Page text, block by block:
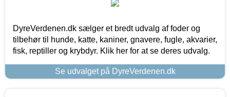
DyreVerdenen.dk sælger et bredt udvalg af foder og
tilbehør til hunde, katte, kaniner, gnavere, fugle, akvarier,
fisk, reptiller og krybdyr. Klik her for at se deres udvalg.
Se udvalget på DyreVerdenen.dk